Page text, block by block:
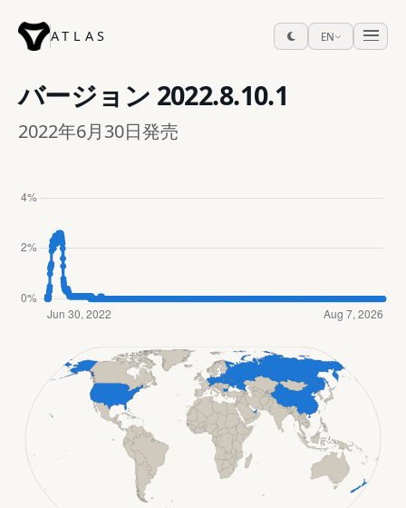
ATLAS EN
バージョン 2022.8.10.1
2022年6月30日発売